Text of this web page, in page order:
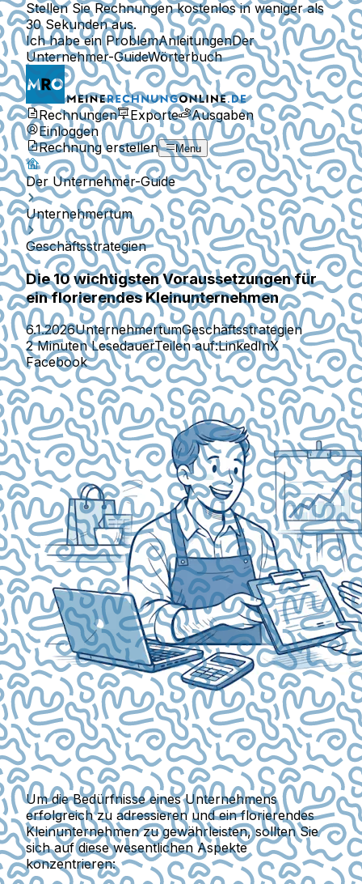
Stellen Sie Rechnungen kostenlos in weniger als
30 Sekunden aus.
Ich habe ein ProblemAnleitungenDer
Unternehmer-GuideWörterbuch
Rechnungen Exporte
Ausgaben
Einloggen
Rechnung erstellen
Menu
Der Unternehmer-Guide
Unternehmertum
Geschäftsstrategien
Die 10 wichtigsten Voraussetzungen für
ein florierendes Kleinunternehmen
6.1.2026UnternehmertumGeschäftsstrategien
2 Minuten LesedauerTeilen auf:LinkedInX
Facebook
Um die Bedürfnisse eines Unternehmens
erfolgreich zu adressieren und ein florierendes
Kleinunternehmen zu gewährleisten, sollten Sie
sich auf diese wesentlichen Aspekte
konzentrieren: